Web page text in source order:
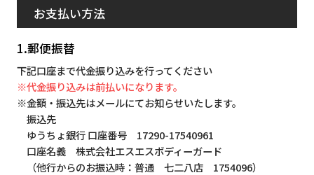
お支払い方法
1.郵便振替
下記口座まで代金振り込みを行ってください
※代金振り込みは前払いになります。
※金額・振込先はメールにてお知らせいたします。
振込先
ゆうちょ銀行 口座番号 17290-17540961
口座名義 株式会社エスエスボディーガード
（他行からのお振込時：普通 七二八店 1754096）